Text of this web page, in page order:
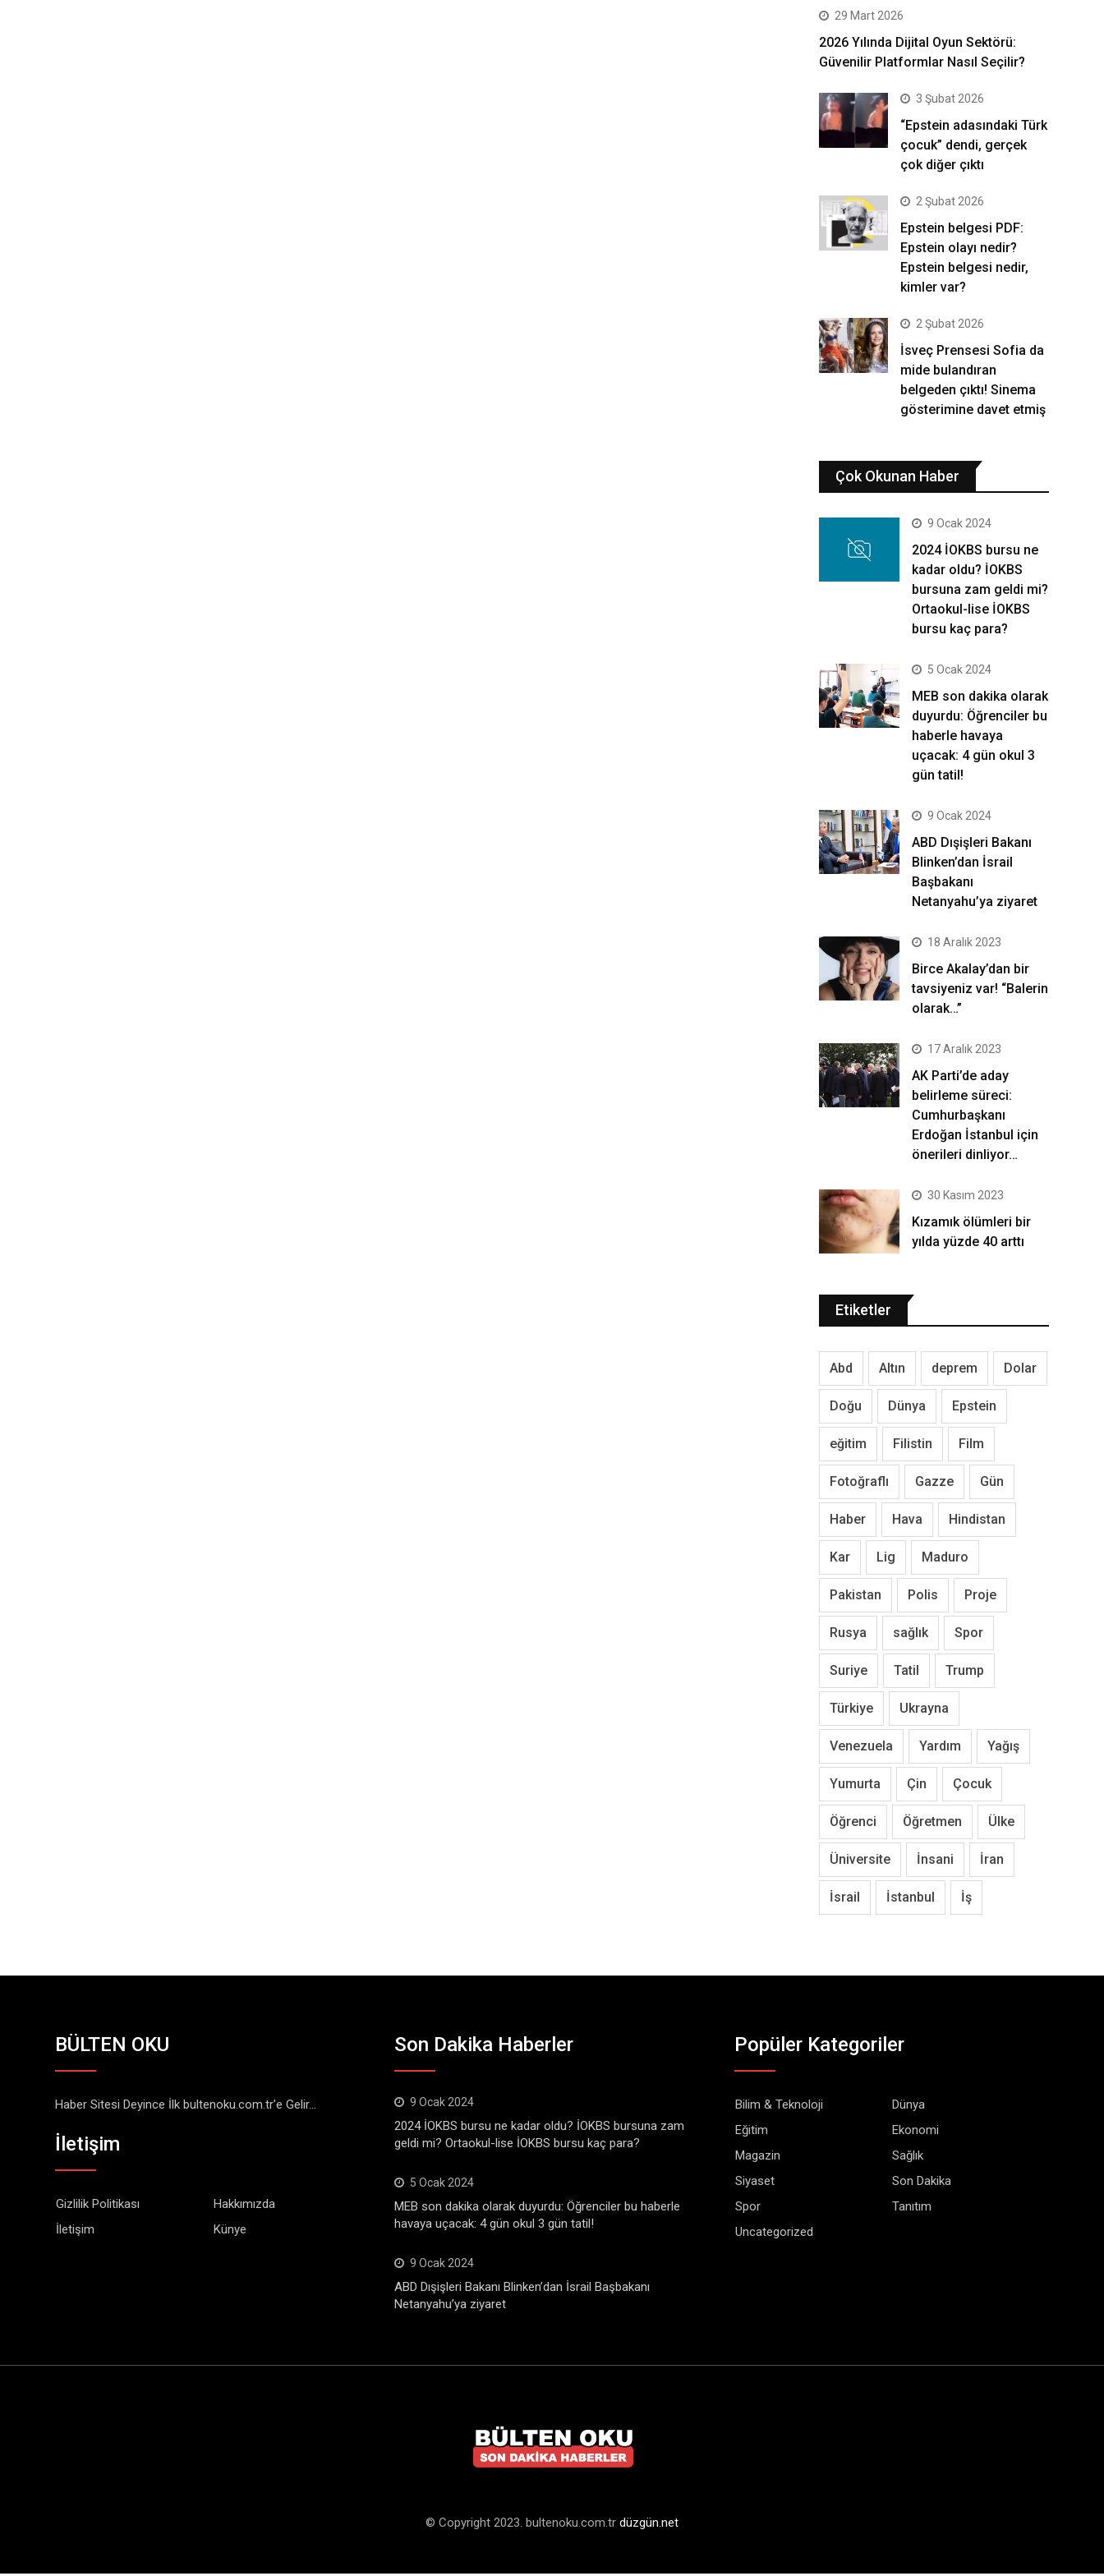
29 Mart 2026
2026 Yılında Dijital Oyun Sektörü:
Güvenilir Platformlar Nasıl Seçilir?
3 Şubat 2026
“Epstein adasındaki Türk
çocuk” dendi, gerçek
çok diğer çıktı
2 Şubat 2026
Epstein belgesi PDF:
Epstein olayı nedir?
Epstein belgesi nedir,
kimler var?
2 Şubat 2026
İsveç Prensesi Sofia da
mide bulandıran
belgeden çıktı! Sinema
gösterimine davet etmiş
Çok Okunan Haber
9 Ocak 2024
2024 İOKBS bursu ne
kadar oldu? İOKBS
bursuna zam geldi mi?
Ortaokul-lise İOKBS
bursu kaç para?
5 Ocak 2024
MEB son dakika olarak
duyurdu: Öğrenciler bu
haberle havaya
uçacak: 4 gün okul 3
gün tatil!
9 Ocak 2024
ABD Dışişleri Bakanı
Blinken’dan İsrail
Başbakanı
Netanyahu’ya ziyaret
18 Aralık 2023
Birce Akalay’dan bir
tavsiyeniz var! “Balerin
olarak…”
17 Aralık 2023
AK Parti’de aday
belirleme süreci:
Cumhurbaşkanı
Erdoğan İstanbul için
önerileri dinliyor…
30 Kasım 2023
Kızamık ölümleri bir
yılda yüzde 40 arttı
Etiketler
Abd Altın deprem Dolar
Doğu Dünya Epstein
eğitim Filistin Film
Fotoğraflı Gazze Gün
Haber Hava Hindistan
Kar Lig Maduro
Pakistan Polis Proje
Rusya sağlık Spor
Suriye Tatil Trump
Türkiye Ukrayna
Venezuela Yardım Yağış
Yumurta Çin Çocuk
Öğrenci Öğretmen Ülke
Üniversite İnsani İran
İsrail İstanbul İş
BÜLTEN OKU
Haber Sitesi Deyince İlk bultenoku.com.tr'e Gelir...
İletişim
Gizlilik Politikası
Hakkımızda
İletişim
Künye
Son Dakika Haberler
9 Ocak 2024
2024 İOKBS bursu ne kadar oldu? İOKBS bursuna zam
geldi mi? Ortaokul-lise İOKBS bursu kaç para?
5 Ocak 2024
MEB son dakika olarak duyurdu: Öğrenciler bu haberle
havaya uçacak: 4 gün okul 3 gün tatil!
9 Ocak 2024
ABD Dışişleri Bakanı Blinken’dan İsrail Başbakanı
Netanyahu’ya ziyaret
Popüler Kategoriler
Bilim & Teknoloji
Dünya
Eğitim
Ekonomi
Magazin
Sağlık
Siyaset
Son Dakika
Spor
Tanıtım
Uncategorized
© Copyright 2023. bultenoku.com.tr düzgün.net